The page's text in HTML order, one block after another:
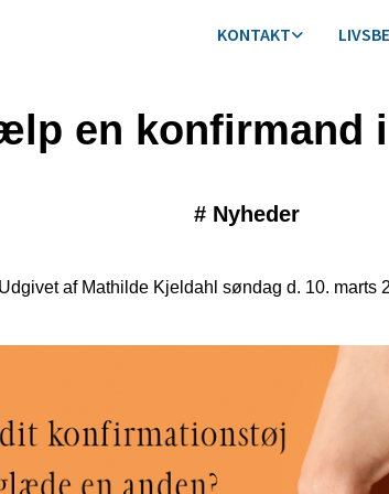
KONTAKT
en konfirmand
# Nyheder
af Mathilde Kjeldahl søndag d. 10. marts